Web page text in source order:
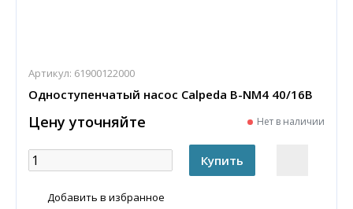
Артикул: 61900122000
Одноступенчатый насос Calpeda B-NM4 40/16B
Цену уточняйте Нет в наличии
Добавить в избранное